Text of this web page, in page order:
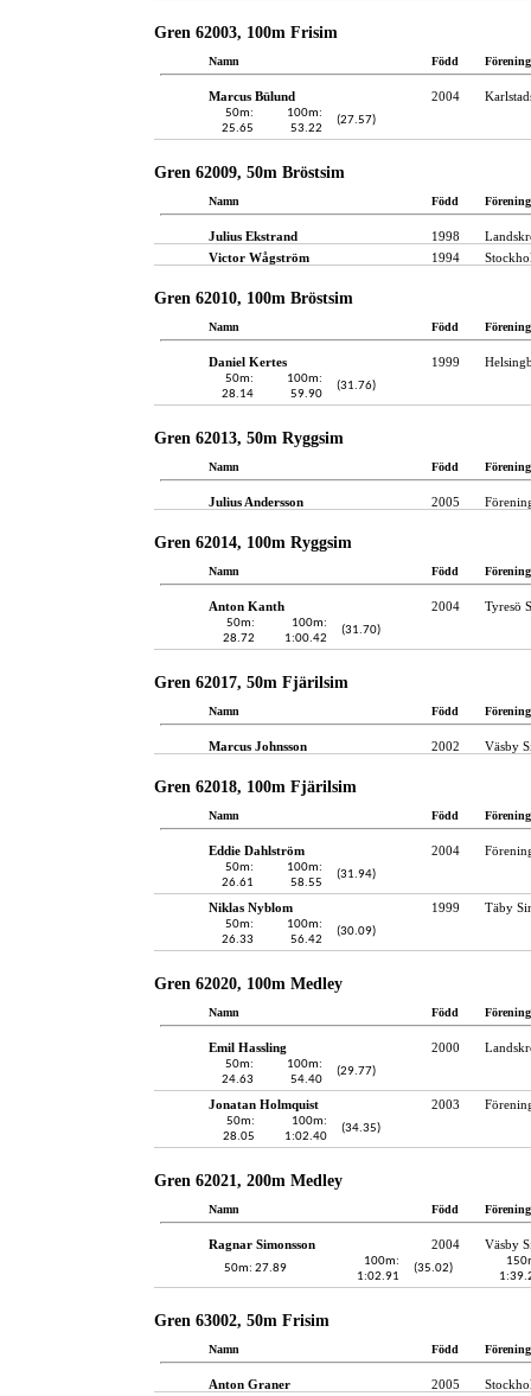
Gren 62003, 100m Frisim
Namn Född Förening
Marcus Bülund 2004
50m:
25.65
100m:
53.22
(27.57)
Gren 62009, 50m Bröstsim
Namn Född Förening
Julius Ekstrand 1998
Victor Wågström
1994
Gren 62010, 100m Bröstsim
Namn Född Förening
Daniel Kertes 1999
50m:
28.14
100m:
59.90
(31.76)
Gren 62013, 50m Ryggsim
Namn Född Förening
Julius Andersson 2005
Gren 62014, 100m Ryggsim
Namn Född Förening
Anton Kanth 2004 Tyresö
50m:
28.72
100m:
1:00.42
(31.70)
Gren 62017, 50m Fjärilsim
Namn Född Förening
Marcus Johnsson 2002 Väsby
Gren 62018, 100m Fjärilsim
Namn Född Förening
Eddie Dahlström 2004
50m:
26.61
100m:
58.55
(31.94)
Niklas Nyblom 1999 Täby
50m:
26.33
100m:
56.42
(30.09)
Gren 62020, 100m Medley
Namn Född Förening
Emil Hassling 2000
50m:
24.63
100m:
54.40
(29.77)
Jonatan Holmquist 2003
50m:
28.05
100m:
1:02.40
(34.35)
Gren 62021, 200m Medley
Namn Född Förening
Ragnar Simonsson 2004 Väsby
50m: 27.89
100m:
1:02.91
(35.02)
Gren 63002, 50m Frisim
Namn Född Förening
Anton Graner 2005